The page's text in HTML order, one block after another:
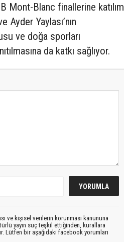
Mont-Blanc finallerine katılım
Ayder Yaylası’nın
ve doğa sporları
da katkı sağlıyor.
ve kişisel verilerin korunması kanununa
yayın suç teşkil ettiğinden, kurallara
Lütfen bir aşağıdaki facebook yorumları